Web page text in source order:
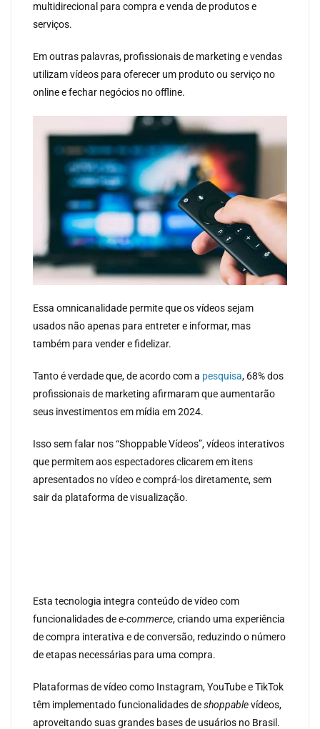
multidirecional para compra e venda de produtos e
serviços.
Em outras palavras, profissionais de marketing e vendas
utilizam vídeos para oferecer um produto ou serviço no
online e fechar negócios no offline.
Essa omnicanalidade permite que os vídeos sejam
usados não apenas para entreter e informar, mas
também para vender e fidelizar.
Tanto é verdade que, de acordo com a pesquisa, 68% dos
profissionais de marketing afirmaram que aumentarão
seus investimentos em mídia em 2024.
Isso sem falar nos “Shoppable Vídeos”, vídeos interativos
que permitem aos espectadores clicarem em itens
apresentados no vídeo e comprá-los diretamente, sem
sair da plataforma de visualização.
Esta tecnologia integra conteúdo de vídeo com
funcionalidades dee-commerce, criando uma experiência
de compra interativa e de conversão, reduzindo o número
de etapas necessárias para uma compra.
Plataformas de vídeo como Instagram, YouTube e TikTok
têm implementado funcionalidades deshoppablevídeos,
aproveitando suas grandes bases de usuários no Brasil.